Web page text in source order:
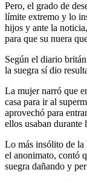
Pero, el grado de
límite extremo y lo
hijos y ante la
para que su nuera
Según el diario
la suegra sí dio
La mujer narró que
casa para ir al
aprovechó para
ellos usaban durante
Lo más insólito de la
el anonimato, contó
suegra dañando y